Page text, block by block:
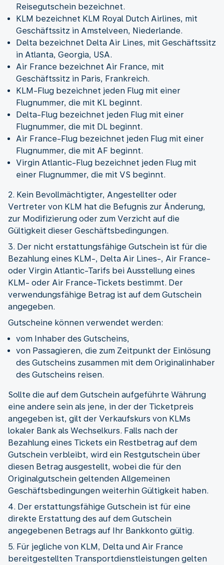
Reisegutschein bezeichnet.
KLM bezeichnet KLM Royal Dutch Airlines, mit
Geschäftssitz in Amstelveen, Niederlande.
Delta bezeichnet Delta Air Lines, mit Geschäftssitz
in Atlanta, Georgia, USA.
Air France bezeichnet Air France, mit
Geschäftssitz in Paris, Frankreich.
KLM-Flug bezeichnet jeden Flug mit einer
Flugnummer, die mit KL beginnt.
Delta-Flug bezeichnet jeden Flug mit einer
Flugnummer, die mit DL beginnt.
Air France-Flug bezeichnet jeden Flug mit einer
Flugnummer, die mit AF beginnt.
Virgin Atlantic-Flug bezeichnet jeden Flug mit
einer Flugnummer, die mit VS beginnt.
2. Kein Bevollmächtigter, Angestellter oder
Vertreter von KLM hat die Befugnis zur Änderung,
zur Modifizierung oder zum Verzicht auf die
Gültigkeit dieser Geschäftsbedingungen.
3. Der nicht erstattungsfähige Gutschein ist für die
Bezahlung eines KLM-, Delta Air Lines-, Air France-
oder Virgin Atlantic-Tarifs bei Ausstellung eines
KLM- oder Air France-Tickets bestimmt. Der
verwendungsfähige Betrag ist auf dem Gutschein
angegeben.
Gutscheine können verwendet werden:
vom Inhaber des Gutscheins,
von Passagieren, die zum Zeitpunkt der Einlösung
des Gutscheins zusammen mit dem Originalinhaber
des Gutscheins reisen.
Sollte die auf dem Gutschein aufgeführte Währung
eine andere sein als jene, in der der Ticketpreis
angegeben ist, gilt der Verkaufskurs von KLMs
lokaler Bank als Wechselkurs. Falls nach der
Bezahlung eines Tickets ein Restbetrag auf dem
Gutschein verbleibt, wird ein Restgutschein über
diesen Betrag ausgestellt, wobei die für den
Originalgutschein geltenden Allgemeinen
Geschäftsbedingungen weiterhin Gültigkeit haben.
4. Der erstattungsfähige Gutschein ist für eine
direkte Erstattung des auf dem Gutschein
angegebenen Betrags auf Ihr Bankkonto gültig.
5. Für jegliche von KLM, Delta und Air France
bereitgestellten Transportdienstleistungen gelten